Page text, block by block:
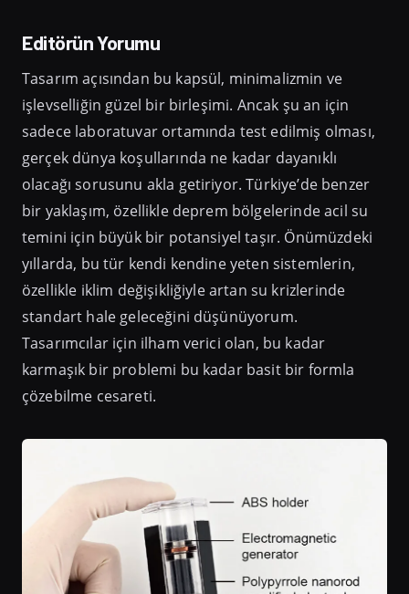
Editörün Yorumu
Tasarım açısından bu kapsül, minimalizmin ve
işlevselliğin güzel bir birleşimi. Ancak şu an için
sadece laboratuvar ortamında test edilmiş olması,
gerçek dünya koşullarında ne kadar dayanıklı
olacağı sorusunu akla getiriyor. Türkiye’de benzer
bir yaklaşım, özellikle deprem bölgelerinde acil su
temini için büyük bir potansiyel taşır. Önümüzdeki
yıllarda, bu tür kendi kendine yeten sistemlerin,
özellikle iklim değişikliğiyle artan su krizlerinde
standart hale geleceğini düşünüyorum.
Tasarımcılar için ilham verici olan, bu kadar
karmaşık bir problemi bu kadar basit bir formla
çözebilme cesareti.